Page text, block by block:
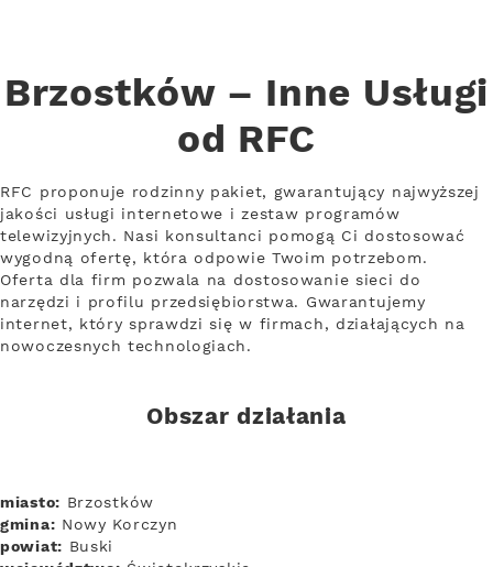
Brzostków – Inne Usługi
od RFC
RFC proponuje rodzinny pakiet, gwarantujący najwyższej
jakości usługi internetowe i zestaw programów
telewizyjnych. Nasi konsultanci pomogą Ci dostosować
wygodną ofertę, która odpowie Twoim potrzebom.
Oferta dla firm pozwala na dostosowanie sieci do
narzędzi i profilu przedsiębiorstwa. Gwarantujemy
internet, który sprawdzi się w firmach, działających na
nowoczesnych technologiach.
Obszar działania
miasto: Brzostków
gmina: Nowy Korczyn
powiat: Buski